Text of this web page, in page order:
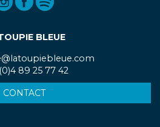
BLEUE
89 25 77 42
CONTACT